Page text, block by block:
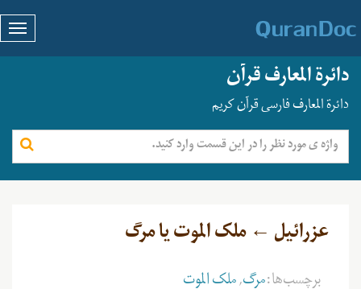
دائرة المعارف قرآن
دائرة المعارف فارسی قرآن کریم
عزرائیل ← ملک الموت یا مرگ
برچسب‌ها:مرگ, ملک الموت